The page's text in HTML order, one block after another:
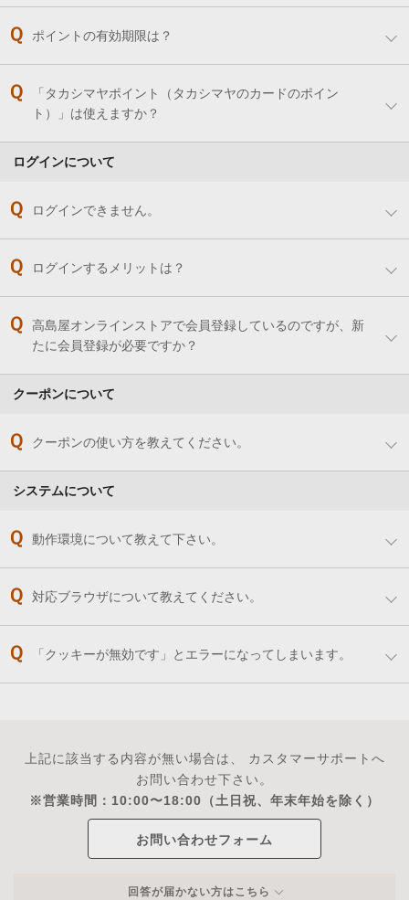
ポイントの有効期限は？
「タカシマヤポイント（タカシマヤのカードのポイン
ト）」は使えますか？
ログインについて
ログインできません。
ログインするメリットは？
高島屋オンラインストアで会員登録しているのですが、新
たに会員登録が必要ですか？
クーポンについて
クーポンの使い方を教えてください。
システムについて
動作環境について教えて下さい。
対応ブラウザについて教えてください。
「クッキーが無効です」とエラーになってしまいます。
上記に該当する内容が無い場合は、
カスタマーサポートへ
お問い合わせ下さい。
※営業時間：10:00〜18:00 （土日祝、年末年始を除く）
お問い合わせフォーム
回答が届かない方はこちら